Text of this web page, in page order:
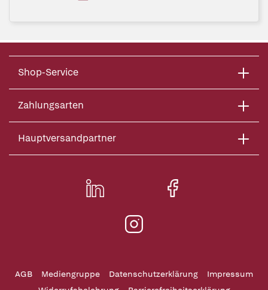
Shop-Service
Zahlungsarten
Hauptversandpartner
AGB Mediengruppe Datenschutzerklärung
Impressum